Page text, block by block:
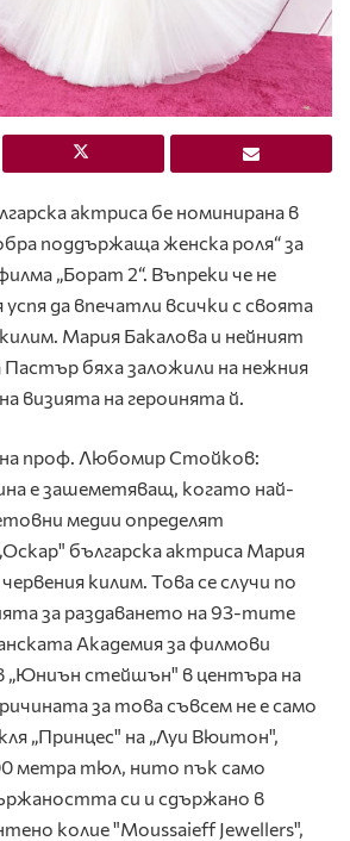
актриса бе номинирана в
поддържаща женска роля“ за
„Борат 2“. Въпреки че не
успя да впечатли всички с своята
Мария Бакалова и нейният
бяха заложили на нежния
визията на героинята й.
проф. Любомир Стойков:
е зашеметяващ, когато най-
медии определят
българска актриса Мария
килим. Това се случи по
за раздаването на 93-тите
Академия за филмови
„Юниън стейшън" в центъра на
за това съвсем не е само
„Принцес" на „Луи Вюитон",
метра тюл, нито пък само
си и сдържано в
колие "Moussaieff Jewellers",